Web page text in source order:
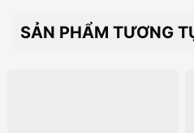
vượt bậc của Rèm
Rèm cuốn văn phòng
SẢN PHẨM TƯƠNG